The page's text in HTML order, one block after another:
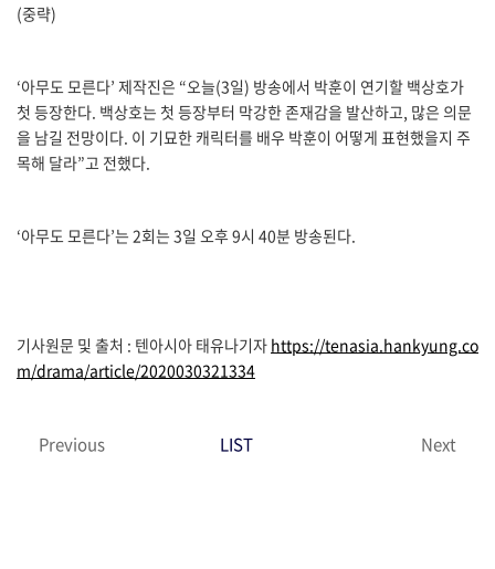
(중략)
‘아무도 모른다’ 제작진은 “오늘(3일) 방송에서 박훈이 연기할 백상호가
첫 등장한다. 백상호는 첫 등장부터 막강한 존재감을 발산하고, 많은 의문
을 남길 전망이다. 이 기묘한 캐릭터를 배우 박훈이 어떻게 표현했을지 주
목해 달라”고 전했다.
‘아무도 모른다’는 2회는 3일 오후 9시 40분 방송된다.
기사원문 및 출처 : 텐아시아 태유나기자 https://tenasia.hankyung.co
m/drama/article/2020030321334
Previous LIST Next